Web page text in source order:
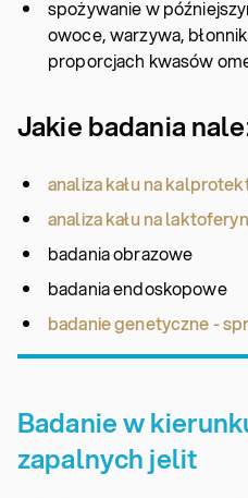
spożywanie w
owoce, warzywa,
proporcjach kwasów
Jakie badania
analiza kału na
analiza kału na
badania obrazowe
badania endoskopowe
badanie genetyczne -
Badanie w
zapalnych jelit